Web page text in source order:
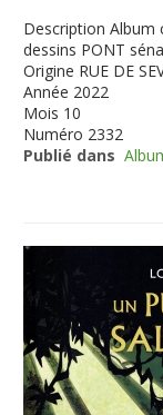
Description Album
dessins PONT
Origine RUE DE
Année 2022
Mois 10
Numéro 2332
Publié dans